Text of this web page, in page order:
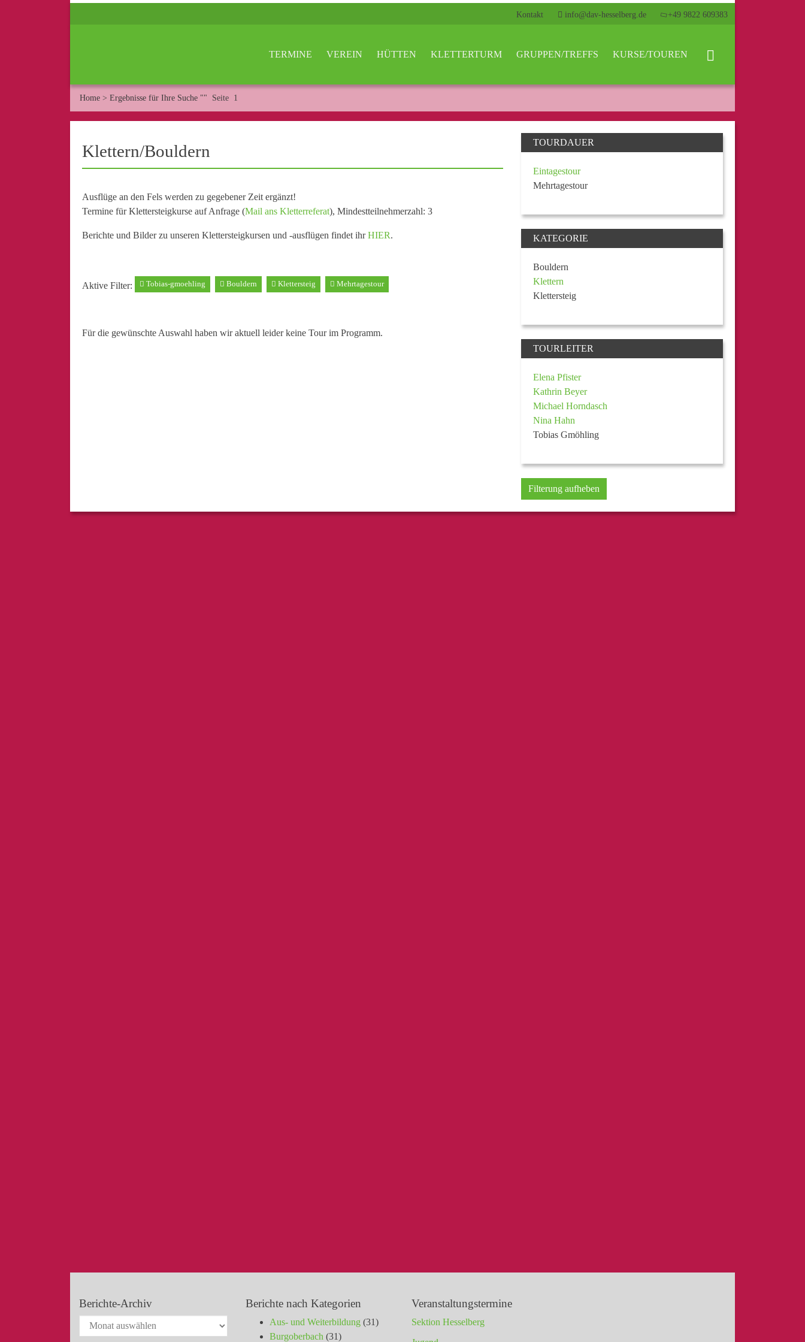
Kontakt info@dav-hesselberg.de +49 9822 609383
TERMINE VEREIN HÜTTEN KLETTERTURM GRUPPEN/TREFFS KURSE/TOUREN
Home > Ergebnisse für Ihre Suche "" Seite 1
Klettern/Bouldern
Ausflüge an den Fels werden zu gegebener Zeit ergänzt!
Termine für Klettersteigkurse auf Anfrage (Mail ans Kletterreferat), Mindestteilnehmerzahl: 3
Berichte und Bilder zu unseren Klettersteigkursen und -ausflügen findet ihrHIER.
Aktive Filter: Tobias-gmoehling Bouldern Klettersteig Mehrtagestour
Für die gewünschte Auswahl haben wir aktuell leider keine Tour im Programm.
TOURDAUER
Eintagestour
Mehrtagestour
KATEGORIE
Bouldern
Klettern
Klettersteig
TOURLEITER
Elena Pfister
Kathrin Beyer
Michael Horndasch
Nina Hahn
Tobias Gmöhling
Filterung aufheben
Berichte-Archiv Berichte nach Kategorien
Aus- und Weiterbildung(31)
Burgoberbach (31)
Veranstaltungstermine
Sektion Hesselberg